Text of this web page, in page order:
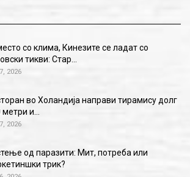
со клима, Кинезите се ладат со
тикви: Стар…
2026
во Холандија направи тирамису долг
и…
2026
од паразити: Мит, потреба или
трик?